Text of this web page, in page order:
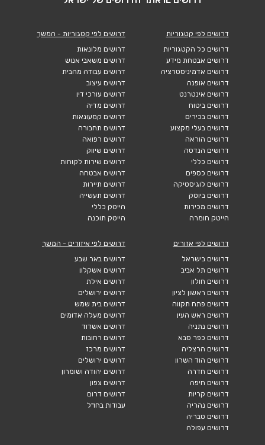
דרושים לפי קטגוריות
דרושים כל הקטגוריות
דרושים אבטחת מידע
דרושים אדמיניסטרציה
דרושים אופנה
דרושים אינטרנט
דרושים ביטוח
דרושים בכירים
דרושים בעלי מקצוע
דרושים הוראה
דרושים הנדסה
דרושים כללי
דרושים כספים
דרושים לוגיסטיקה
דרושים ביוטק
דרושים מכירות
הייטק חומרה
דרושים לפי קטגוריות - המשך
דרושים מלונאות
דרושים משאבי אנוש
דרושים עבודה מהבית
דרושים עיצוב
דרושים עורכי דין
דרושים מדיה
דרושים קמעונאות
דרושים תחבורה
דרושים רפואה
דרושים שיווק
דרושים שירות לקוחות
דרושים אבטחה
דרושים תיירות
דרושים תעשייה
הייטק כללי
הייטק תוכנה
דרושים לפי אזורים
דרושים בישראל
דרושים תל אביב
דרושים חולון
דרושים ראשון לציון
דרושים פתח תקווה
דרושים ראש העין
דרושים נתניה
דרושים כפר סבא
דרושים הרצליה
דרושים הוד השרון
דרושים חדרה
דרושים חיפה
דרושים קריות
דרושים נהריה
דרושים טבריה
דרושים עפולה
דרושים לפי איזורים - המשך
דרושים באר שבע
דרושים אשקלון
דרושים אילת
דרושים ירושלים
דרושים בית שמש
דרושים מעלה אדומים
דרושים אשדוד
דרושים רחובות
דרושים מרכז
דרושים ירושלים
דרושים יהודה ושומרון
דרושים צפון
דרושים דרום
עבודות בחו"ל